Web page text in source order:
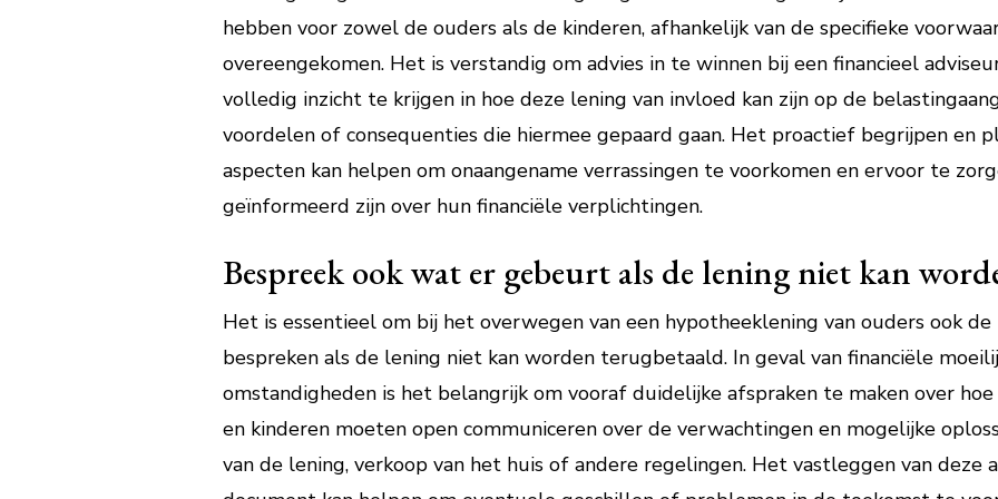
hebben voor zowel de ouders als de kinderen, afhankelijk van de specifieke
overeengekomen. Het is verstandig om advies in te winnen bij een financieel
volledig inzicht te krijgen in hoe deze lening van invloed kan zijn op de
voordelen of consequenties die hiermee gepaard gaan. Het proactief begrijpen en
aspecten kan helpen om onaangename verrassingen te voorkomen en ervoor te
geïnformeerd zijn over hun financiële verplichtingen.
Bespreek ook wat er gebeurt als de lening niet kan
Het is essentieel om bij het overwegen van een hypotheeklening van ouders ook de
bespreken als de lening niet kan worden terugbetaald. In geval van financiële
omstandigheden is het belangrijk om vooraf duidelijke afspraken te maken over
en kinderen moeten open communiceren over de verwachtingen en mogelijke
van de lening, verkoop van het huis of andere regelingen. Het vastleggen van deze